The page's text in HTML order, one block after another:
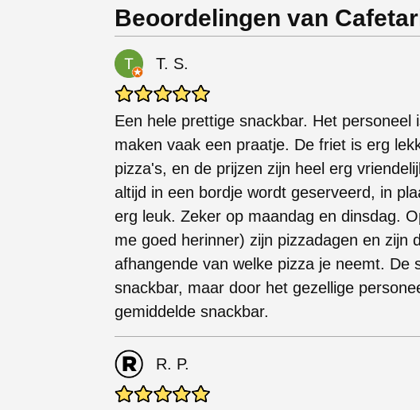
Beoordelingen van
T. S.
Een hele prettige snackbar. Het personeel
maken vaak een praatje. De friet is erg
pizza's, en de prijzen zijn heel erg
altijd in een bordje wordt geserveerd, in
erg leuk. Zeker op maandag en dinsdag.
me goed herinner) zijn pizzadagen en zijn
afhangende van welke pizza je neemt. De
snackbar, maar door het gezellige
gemiddelde snackbar.
R. P.